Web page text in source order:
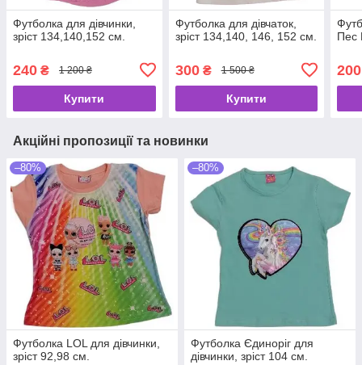
Футболка для дівчинки,
зріст 134,140,152 см.
240 ₴ 1 200 ₴
Купити
Футболка для дівчаток,
зріст 134,140, 146, 152 см.
300₴ 1 500 ₴
Купити
Пес
200
Акційні пропозиції та новинки
–80%
Футболка LOL для дівчинки,
зріст 92,98 см.
–80%
Футболка Єдиноріг для
дівчинки, зріст 104 см.